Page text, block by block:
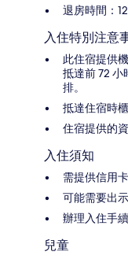
退房時間：
入住特別注意
此住宿提供
抵達前 72
排。
抵達住宿時
住宿提供的
入住須知
需提供信用
可能需要出
辦理入住手
兒童